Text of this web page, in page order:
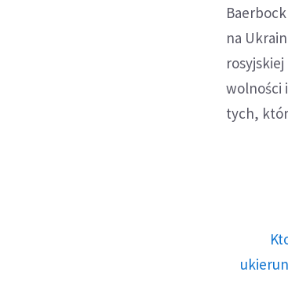
na
wolności
tych,